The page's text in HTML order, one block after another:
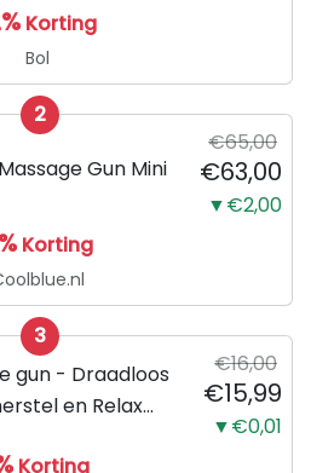
Korting
Bol
2
Gun Mini
€65,00
€63,00
▼€2,00
Korting
3
gun - Draadloos
en Relax
€16,00
€15,99
▼€0,01
Korting